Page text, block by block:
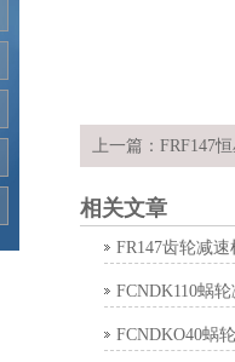
上一篇： FRF147
相关文章
FR147齿轮减速
FCNDK110蜗
FCNDKO40蜗